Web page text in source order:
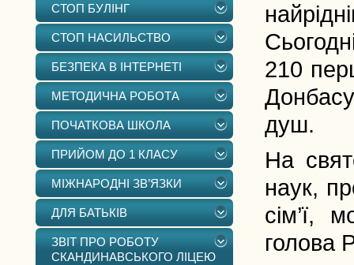
СТОП БУЛІНГ
СТОП НАСИЛЬСТВО
БЕЗПЕКА В ІНТЕРНЕТІ
МЕТОДИЧНА РОБОТА
ПОЧАТКОВА ШКОЛА
ПРИЙОМ ДО 1 КЛАСУ
МІЖНАРОДНІ ЗВ’ЯЗКИ
ДЛЯ БАТЬКІВ
ЗВІТ ПРО РОБОТУ
СКАНДИНАВСЬКОГО ЛІЦЕЮ
210
душ.
На
наук,
сім’ї,
голова